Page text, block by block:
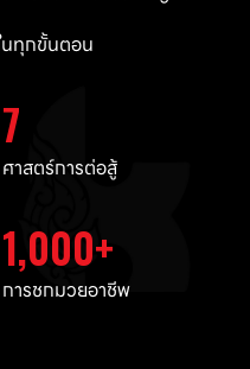
นทุกขั้นตอน
7
ศาสตร์การต่อสู้
1,000
การชกมวยอาชีพ